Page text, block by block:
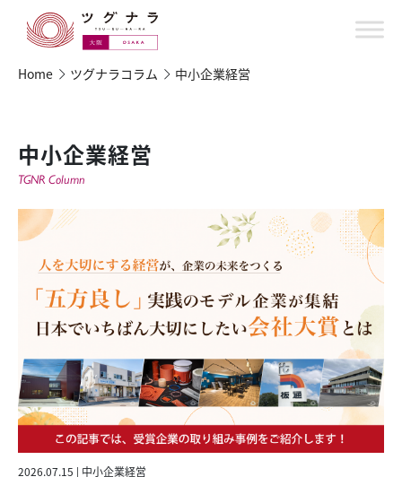
Home ツグナラコラム 中小企業経営
中小企業経営
TGNR Column
2026.07.15 | 中小企業経営